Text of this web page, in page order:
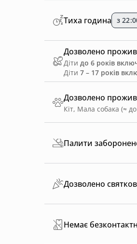
Дозволено
Кіт, Мала собака (≈
Дозволено
Діти до 6 років
Діти 7 – 17 років
Тиха година з
Палити
Дозволено
Немає